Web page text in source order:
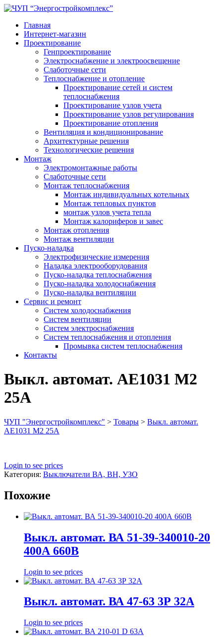
Главная
Интернет-магазин
Проектирование
Генпроектирование
Электроснабжение и электроосвещение
Слаботочные сети
Теплоснабжение и отопление
Проектирование сетей и систем
теплоснабжения
Проектирование узлов учета
Проектирование узлов регулирования
Проектирование отопления
Вентиляция и кондиционирование
Архитектурные решения
Технологические решения
Монтаж
Электромонтажные работы
Слаботочные сети
Монтаж теплоснабжения
Монтаж индивидуальных котельных
Монтаж тепловых пунктов
монтаж узлов учета тепла
Монтаж калориферов и завес
Монтаж отопления
Монтаж вентиляции
Пуско-наладка
Электрофизические измерения
Наладка электрооборудования
Пуско-наладка теплоснабжения
Пуско-наладка холодоснабжения
Пуско-наладка вентиляции
Сервис и ремонт
Систем холодоснабжения
Систем вентиляции
Систем электроснабжения
Систем теплоснабжения и отопления
Промывка систем теплоснабжения
Контакты
Выкл. автомат. АЕ1031 М2
25А
ЧУП "Энергостройкомплекс" > Товары > Выкл. автомат.
АЕ1031 М2 25А
Login to see prices
Категория: Выключатели ВА, ВН, УЗО
Похожие
Выкл. автомат. ВА 51-39-340010-20
400А 660В
Login to see prices
Выкл. автомат. ВА 47-63 3Р 32А
Login to see prices